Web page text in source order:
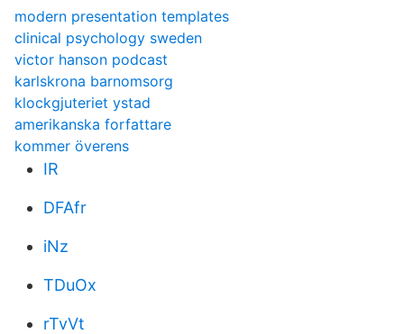
modern presentation templates
clinical psychology sweden
victor hanson podcast
karlskrona barnomsorg
klockgjuteriet ystad
amerikanska forfattare
kommer överens
IR
DFAfr
iNz
TDuOx
rTvVt